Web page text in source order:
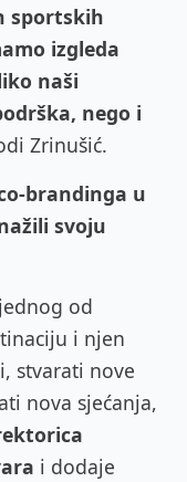
sportskih
izgleda
naši
nego i
Zrinušić.
brandinga u
svoju
od
i njen
stvarati nove
nova sjećanja,
i dodaje